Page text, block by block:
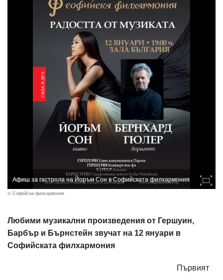
Афиш за гастрола на Йоръм Сон в Софийската филхармония
© Софийска филхармония
Любими музикални произведения от Гершуин,
Барбър и Бърнстейн звучат на 12 януари в
Софийската филхармония
Първият